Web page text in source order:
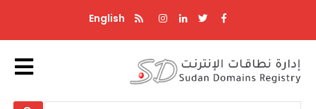
المحتوى
الرئيسي
English